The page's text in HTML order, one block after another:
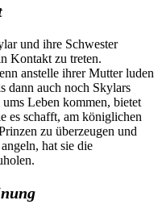
und ihre Schwester
Kontakt zu treten.
anstelle ihrer Mutter luden
dann auch noch Skylars
Leben kommen, bietet
es schafft, am königlichen
zu überzeugen und
hat sie die